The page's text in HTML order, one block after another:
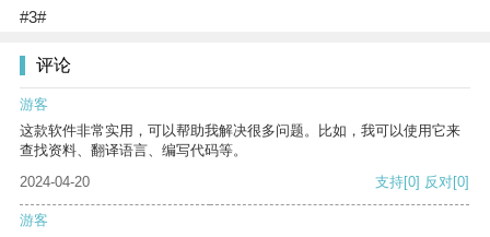
#3#
评论
游客
这款软件非常实用，可以帮助我解决很多问题。比如，我可以使用它来
查找资料、翻译语言、编写代码等。
2024-04-20
支持[0] 反对[0]
游客